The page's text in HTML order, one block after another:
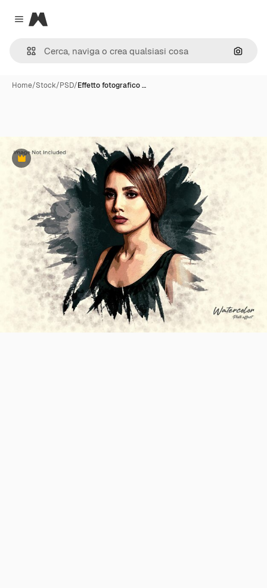
Close menu
Magnific
Cerca
Home/Stock/PSD/Effetto fotografico …
Premium